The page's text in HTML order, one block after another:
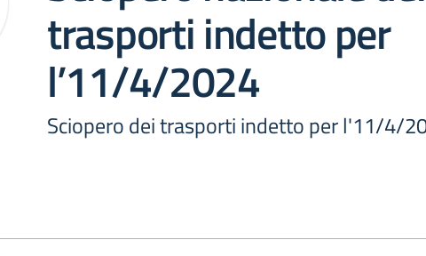
trasporti indetto per
l’11/4/2024
Sciopero dei trasporti indetto per l'11/4/